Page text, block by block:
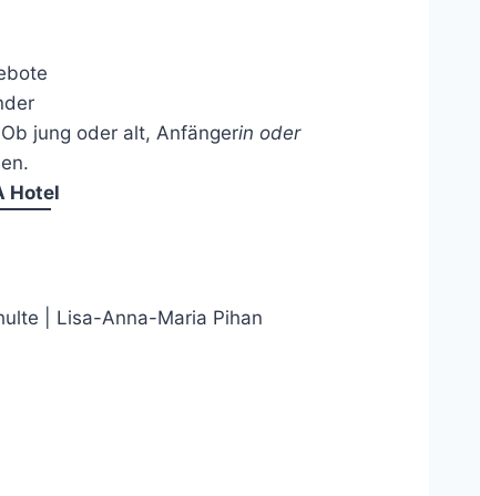
jung oder alt, Anfängerin oder
Hotel
| Lisa-Anna-Maria Pihan